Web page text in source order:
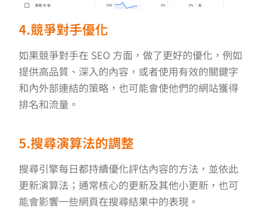
4.競爭對手優化
如果競爭對手在 SEO 方面，做了更好的優化，例如
提供高品質、深入的內容，或者使用有效的關鍵字
和內外部連結的策略，也可能會使他們的網站獲得
排名和流量。
5.搜尋演算法的調整
搜尋引擎每日都持續優化評估內容的方法，並依此
更新演算法；通常核心的更新及其他小更新，也可
能會影響一些網頁在搜尋結果中的表現。